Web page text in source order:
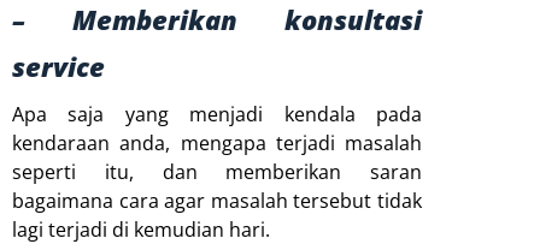
– Memberikan konsultasi
service
Apa saja yang menjadi kendala pada
kendaraan anda, mengapa terjadi masalah
seperti itu, dan memberikan saran
bagaimana cara agar masalah tersebut tidak
lagi terjadi di kemudian hari.